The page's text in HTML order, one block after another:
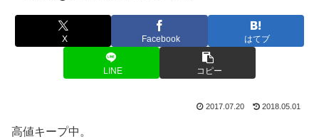
X Facebook はてブ
LINE コピー
2017.07.20 2018.05.01
高値キープ中。